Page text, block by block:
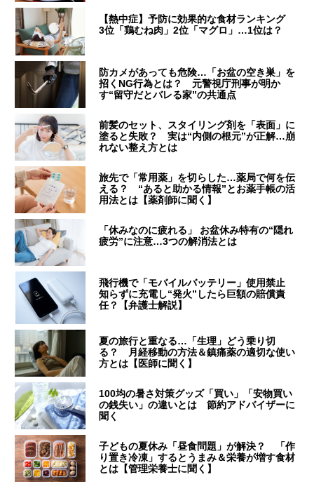
【熱中症】予防に効果的な食材ランキング
3位「鶏むね肉」2位「マグロ」…1位は？
防カメがあっても危険…「お盆の空き巣」を
招くNG行為とは？ 元警視庁刑事が明か
す“留守だとバレる家”の共通点
前髪のセット、スタイリング剤を「表面」に
塗ると失敗？ 実は“内側の根元”が正解…崩
れない整え方とは
旅先で「常用薬」を切らした…薬局で何を伝
える？ “あると助かる情報”とお薬手帳の活
用法とは【薬剤師に聞く】
「休みなのに疲れる」 お盆休み特有の“隠れ
疲労”に注意…3つの解消法とは
飛行機で「モバイルバッテリー」使用禁止
知らずに充電し“発火”したら巨額の賠償責
任？【弁護士解説】
夏の旅行と重なる…「生理」どう乗り切
る？ 月経移動の方法＆鎮痛薬の適切な使い
方とは【医師に聞く】
100均の暑さ対策グッズ「買い」「安物買い
の銭失い」の違いとは 節約アドバイザーに
聞く
子どもの夏休み「昼食問題」が解決？ 「作
り置き冷凍」するとうまみ＆栄養が増す食材
とは【管理栄養士に聞く】